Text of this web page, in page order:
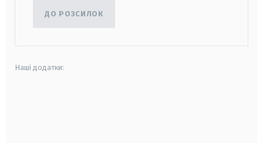
ДО РОЗСИЛОК
Наші додатки: